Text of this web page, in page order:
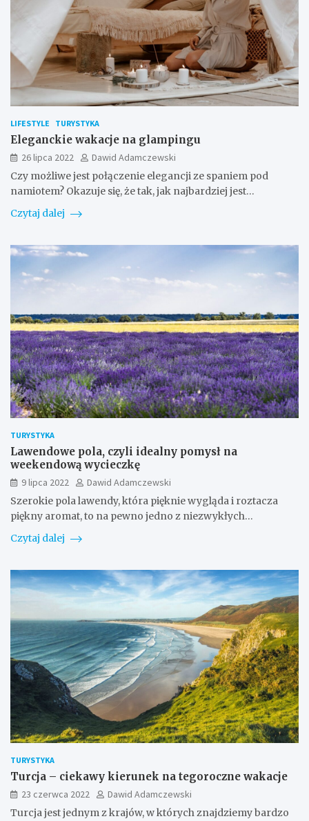
LIFESTYLE TURYSTYKA
Eleganckie wakacje na glampingu
26 lipca 2022
Dawid Adamczewski
Czy możliwe jest połączenie elegancji ze spaniem pod
namiotem? Okazuje się, że tak, jak najbardziej jest…
Czytaj dalej
TURYSTYKA
Lawendowe pola, czyli idealny pomysł na
weekendową wycieczkę
9 lipca 2022
Dawid Adamczewski
Szerokie pola lawendy, która pięknie wygląda i roztacza
piękny aromat, to na pewno jedno z niezwykłych…
Czytaj dalej
TURYSTYKA
Turcja – ciekawy kierunek na tegoroczne wakacje
23 czerwca 2022
Dawid Adamczewski
Turcja jest jednym z krajów, w których znajdziemy bardzo